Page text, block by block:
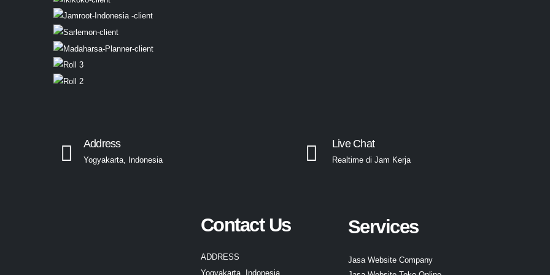
Address
Yogyakarta, Indonesia
Live Chat
Realtime di Jam Kerja
Contact Us
ADDRESS
Yogyakarta, Indonesia
Services
Jasa Website Company